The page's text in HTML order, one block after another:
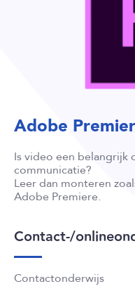
Adobe
Is video een belangrijk
communicatie?
Leer dan monteren
Adobe Premiere.
Contact-/
Contactonderwijs